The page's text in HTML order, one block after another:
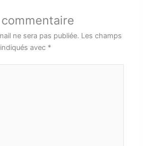
ne sera pas publiée. Les champs
avec *